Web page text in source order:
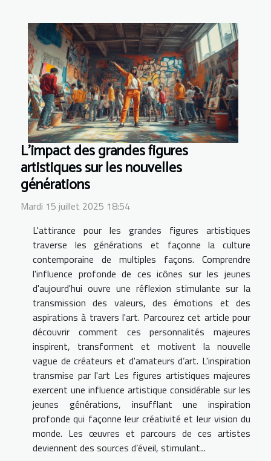
L'impact des grandes figures
artistiques sur les nouvelles
générations
Mardi 15 juillet 2025 18:54
L'attirance pour les grandes figures artistiques
traverse les générations et façonne la culture
contemporaine de multiples façons. Comprendre
l'influence profonde de ces icônes sur les jeunes
d'aujourd'hui ouvre une réflexion stimulante sur la
transmission des valeurs, des émotions et des
aspirations à travers l'art. Parcourez cet article pour
découvrir comment ces personnalités majeures
inspirent, transforment et motivent la nouvelle
vague de créateurs et d'amateurs d’art. L'inspiration
transmise par l'art Les figures artistiques majeures
exercent une influence artistique considérable sur les
jeunes générations, insufflant une inspiration
profonde qui façonne leur créativité et leur vision du
monde. Les œuvres et parcours de ces artistes
deviennent des sources d’éveil, stimulant...